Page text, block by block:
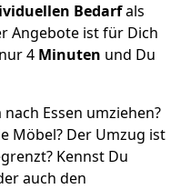
Bedarfals
Angebote ist für Dich
4 Minuten und Du
Essen umziehen?
Möbel? Der Umzug ist
Kennst Du
auch den